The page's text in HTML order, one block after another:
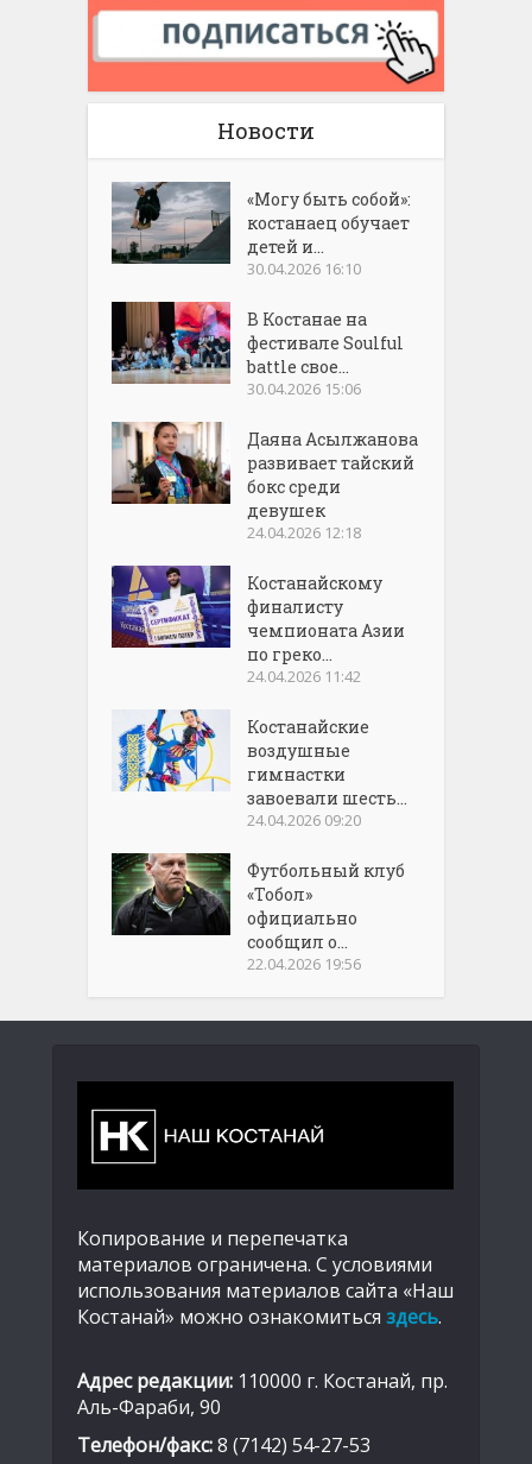
Новости
«Могу быть собой»:
костанаец обучает
детей и...
30.04.2026 16:10
В Костанае на
фестивале Soulful
battle свое...
30.04.2026 15:06
Даяна Асылжанова
развивает тайский
бокс среди
девушек
24.04.2026 12:18
Костанайскому
финалисту
чемпионата Азии
по греко...
24.04.2026 11:42
Костанайские
воздушные
гимнастки
завоевали шесть...
24.04.2026 09:20
Футбольный клуб
«Тобол»
официально
сообщил о...
22.04.2026 19:56
Копирование и перепечатка
материалов ограничена. С условиями
использования материалов сайта «Наш
Костанай» можно ознакомиться здесь.
Адрес редакции: 110000 г. Костанай, пр.
Аль-Фараби, 90
Телефон/факс:8 (7142) 54-27-53